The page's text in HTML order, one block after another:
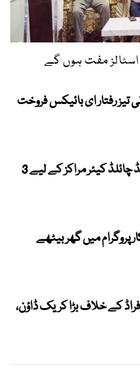
اسٹالز مفت ہوں گے
تیز رفتار ای بائیکس فروخت
نیویارک میں ہوم بیسڈ چائلڈ کیئر مراکز کے لیے 3
پروگرام میں گھر بیٹھے
کے خلاف بڑا کریک ڈاؤن،